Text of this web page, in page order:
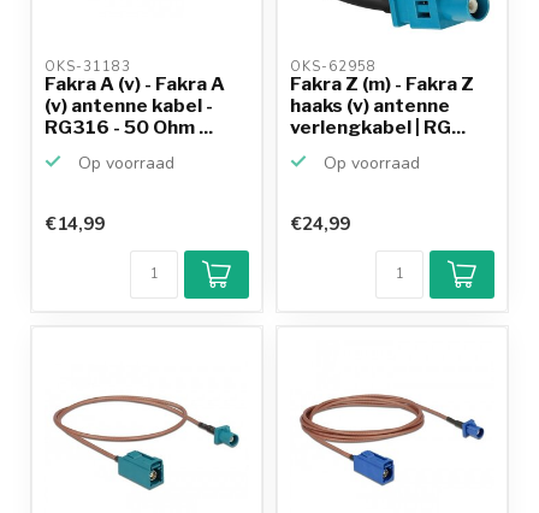
OKS-31183
Fakra A (v) - Fakra A
(v) antenne kabel -
RG316 - 50 Ohm ...
Op voorraad
€14,99
OKS-62958
Fakra Z (m) - Fakra Z
haaks (v) antenne
verlengkabel | RG...
Op voorraad
€24,99